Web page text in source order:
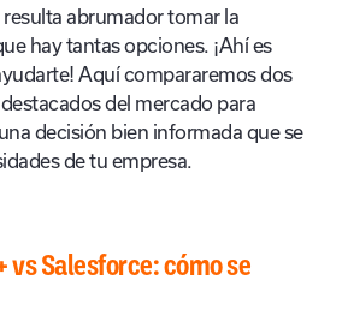
abrumador tomar la
hay tantas opciones. ¡Ahí es
Aquí compararemos dos
del mercado para
decisión bien informada que se
de tu empresa.
vs Salesforce: cómo se